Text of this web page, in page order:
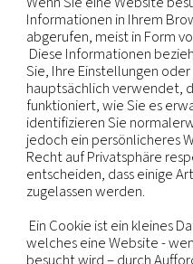
Cookie-
Wenn Sie eine
Informationen in
abgerufen, meist in
Diese
Sie, Ihre
hauptsächlich